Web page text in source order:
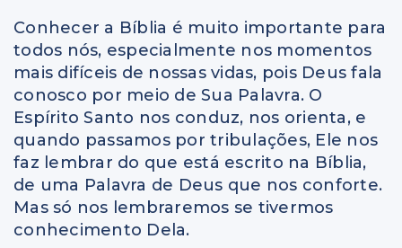
Conhecer a Bíblia é muito importante para
todos nós, especialmente nos momentos
mais difíceis de nossas vidas, pois Deus fala
conosco por meio de Sua Palavra. O
Espírito Santo nos conduz, nos orienta, e
quando passamos por tribulações, Ele nos
faz lembrar do que está escrito na Bíblia,
de uma Palavra de Deus que nos conforte.
Mas só nos lembraremos se tivermos
conhecimento Dela.